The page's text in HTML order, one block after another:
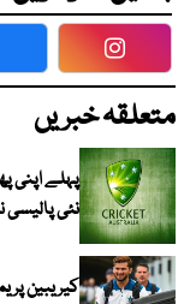
متعلقہ خبریں
پہلے اپنی
نئی پالیسی